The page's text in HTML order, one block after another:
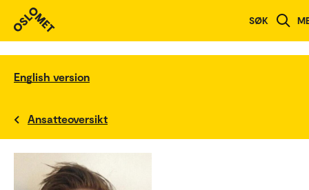
SØK
English version
Ansatteoversikt